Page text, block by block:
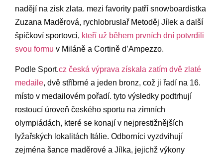
nadějí na zisk ‌zlata. mezi favority ‌patří snowboardistka
Zuzana ⁣Maděrová, rychlobruslař Metoděj Jílek a⁢ další
špičkoví sportovci, kteří ​už během prvních dní ‌potvrdili
svou⁤ formu v Miláně a‍ Cortině d’Ampezzo.
Podle Sport.cz​ česká‍ výprava získala zatím ​dvě⁣ zlaté
medaile,⁤ dvě stříbrné‌ a jeden‌ bronz, ‌což ji řadí na 16.
místo v medailovém pořadí. tyto ⁣výsledky⁣ podtrhují
⁢rostoucí úroveň českého sportu na zimních‌
olympiádách, které ⁤se konají v ​nejprestižnějších
lyžařských lokalitách‌ Itálie.⁣ Odborníci vyzdvihují
zejména šance maděrové⁢ a Jílka, jejichž výkony